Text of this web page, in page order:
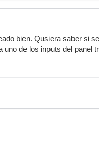
bien. Qusiera saber si
de los inputs del panel